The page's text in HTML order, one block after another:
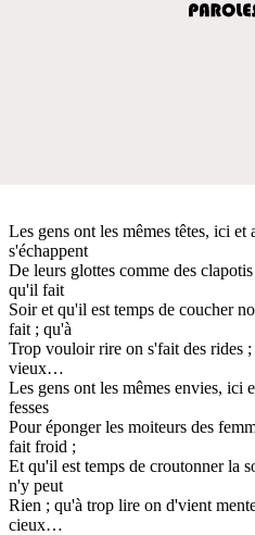
Les gens ont les mêmes têtes, ici
s'échappent
De leurs glottes comme des
qu'il fait
Soir et qu'il est temps de coucher
fait ; qu'à
Trop vouloir rire on s'fait des rides
vieux…
Les gens ont les mêmes envies, ici
fesses
Pour éponger les moiteurs des
fait froid ;
Et qu'il est temps de croutonner la
n'y peut
Rien ; qu'à trop lire on d'vient
cieux…